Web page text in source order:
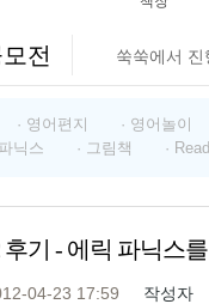
전 쑥쑥에서
· 영어편지 · 영어놀이
닉스
· 그림책 ·
기 - 에릭 파닉스
04-23 17:59 작성자